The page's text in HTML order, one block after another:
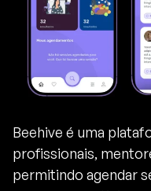
Beehive é uma
profissionais,
permitindo agendar